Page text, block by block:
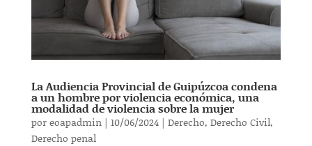
La Audiencia Provincial de Guipúzcoa condena
a un hombre por violencia económica, una
modalidad de violencia sobre la mujer
poreoapadmin| 10/06/2024| Derecho, Derecho Civil,
Derecho penal